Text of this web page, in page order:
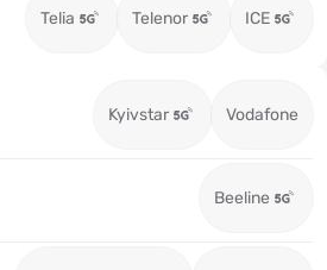
Telia Telenor ICE
Kyivstar Vodafone
Beeline